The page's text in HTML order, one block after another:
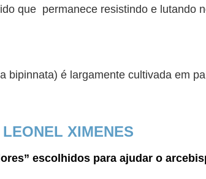
que permanece resistindo e lutando
bipinnata) é largamente cultivada em
XIMENES
escolhidos para ajudar o